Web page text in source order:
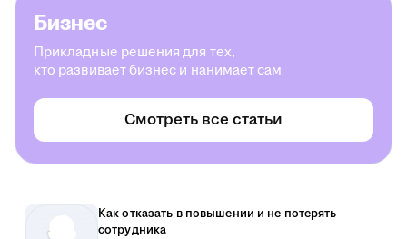
Бизнес
Прикладные решения для тех,
кто развивает бизнес и нанимает сам
Смотреть все статьи
Как отказать в повышении и не потерять
сотрудника